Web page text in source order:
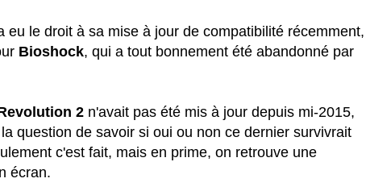
eu le droit à sa mise à jour de compatibilité récemment,
Bioshock, qui a tout bonnement été abandonné par
2 n'avait pas été mis à jour depuis mi-2015,
question de savoir si oui ou non ce dernier survivrait
c'est fait, mais en prime, on retrouve une
écran.